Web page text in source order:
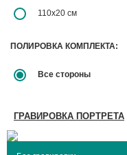
110x20 см
ПОЛИРОВКА КОМПЛЕКТА:
Все стороны
ГРАВИРОВКА ПОРТРЕТА